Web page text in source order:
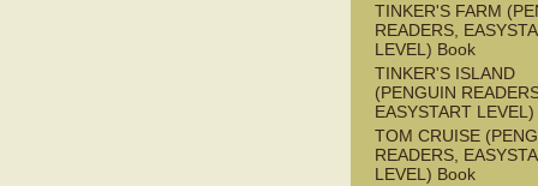
TINKER'S FARM
READERS,
LEVEL) Book
TINKER'S ISLAND
(PENGUIN
EASYSTART
TOM CRUISE
READERS,
LEVEL) Book